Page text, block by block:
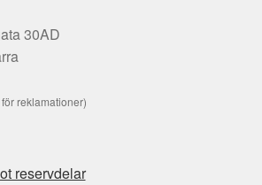
30AD
reklamationer)
reservdelar